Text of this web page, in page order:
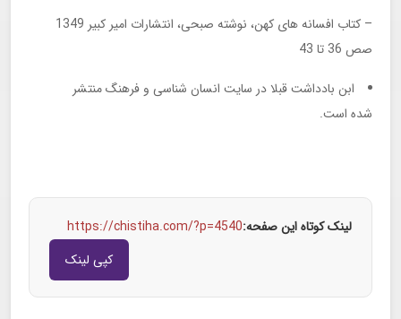
– کتاب افسانه های کهن، نوشته صبحی، انتشارات امیر کبیر 1349
صص 36 تا 43
ابن بادداشت قبلا در سایت انسان شناسی و فرهنگ منتشر
شده است.
لینک کوتاه این صفحه:https://chistiha.com/?p=4540
کپی لینک